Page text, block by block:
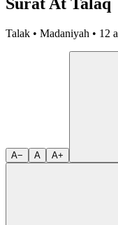
Talak • Madaniyah • 12
A− A A+